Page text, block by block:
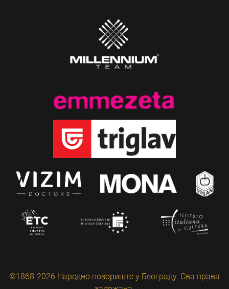
©1868-2026 Народно позориште у Београду. Сва права